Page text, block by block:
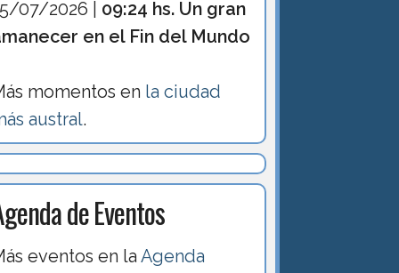
07/2026 | 09:24 hs. Un gran
en el Fin del Mundo
momentos en la ciudad
austral.
de Eventos
eventos en laAgenda